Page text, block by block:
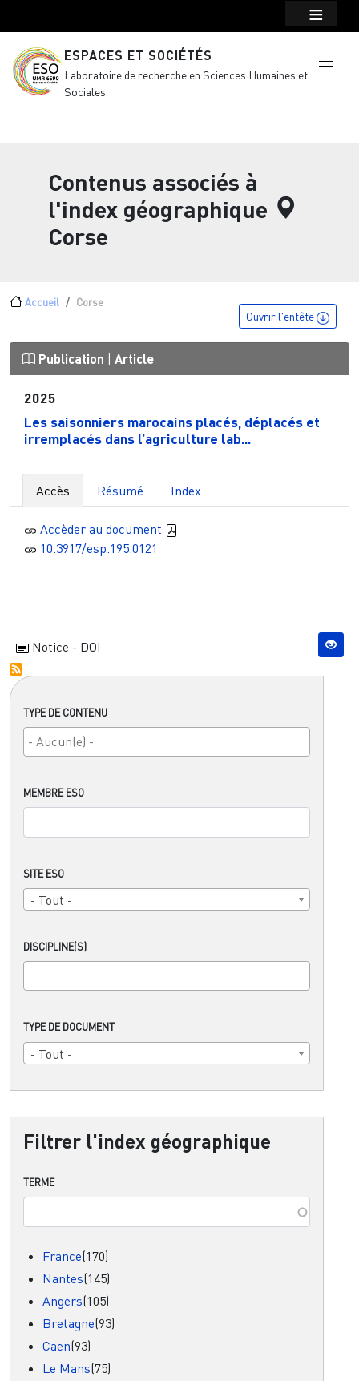
ESPACES ET SOCIÉTÉS
Laboratoire de recherche en Sciences Humaines et
Sociales
Contenus associés à
l'index géographique
Corse
Fil d'Ariane
Accueil Corse
TYPE DE CONTENU
MEMBRE ESO
SITE ESO
- Tout -
DISCIPLINE(S)
TYPE DE DOCUMENT
- Tout -
Filtrer l'index géographique
TERME
France(170)
Nantes(145)
Angers(105)
Bretagne(93)
Caen(93)
Le Mans(75)
Ouvrir l'entête
Publication Article
2025
Les saisonniers marocains placés, déplacés et
irremplacés dans l’agriculture lab...
Accès Résumé Index
Accèder au document
10.3917/esp.195.0121
Notice - DOI